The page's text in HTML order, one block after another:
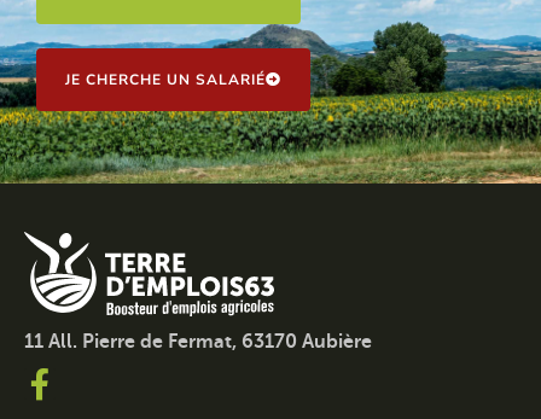
JE CHERCHE UN SALARIÉ
11 All. Pierre de Fermat, 63170 Aubière